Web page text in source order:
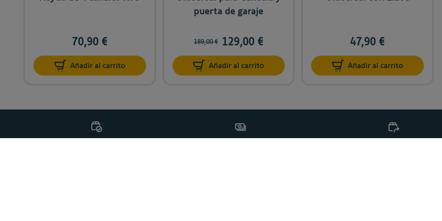
70,90 €
Añadir al carrito
puerta de garaje
129,00 €
189,00 €
Añadir al carrito
47,90 €
Añadir al carrito
Entrega gratis